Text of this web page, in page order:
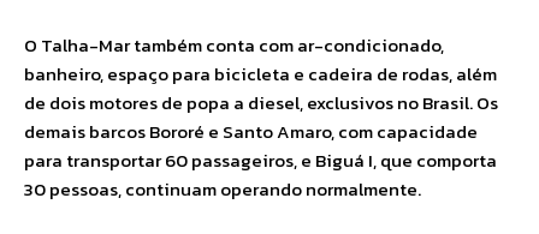
O Talha-Mar também conta com ar-condicionado,
banheiro, espaço para bicicleta e cadeira de rodas, além
de dois motores de popa a diesel, exclusivos no Brasil. Os
demais barcos Bororé e Santo Amaro, com capacidade
para transportar 60 passageiros, e Biguá I, que comporta
30 pessoas, continuam operando normalmente.